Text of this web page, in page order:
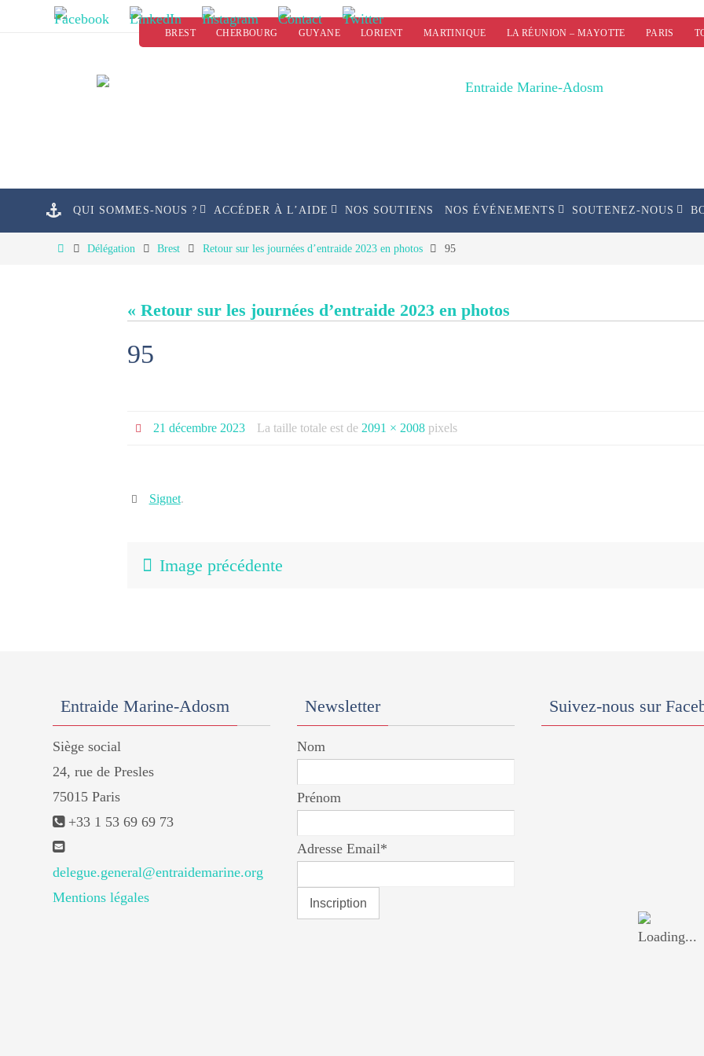
BREST CHERBOURG GUYANE LORIENT MARTINIQUE LA RÉUNION – MAYOTTE PARIS
QUI SOMMES-NOUS ? ACCÉDER À L’AIDE NOS SOUTIENS NOS ÉVÉNEMENTS SOUTENEZ-NOUS
HomeDélégation Brest Retour sur les journées d’entraide 2023 en photos 95
« Retour sur les journées d’entraide 2023 en photos
95
21 décembre 2023 La taille totale est de 2091 × 2008pixels
Signet.
Image précédente
Entraide Marine-Adosm
Siège social
24, rue de Presles
75015 Paris
+33 1 53 69 69 73
delegue.general@entraidemarine.org
Mentions légales
Newsletter
Nom
Prénom
Adresse Email*
Suivez-nous sur